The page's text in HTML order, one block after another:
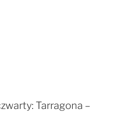
Tarragona –